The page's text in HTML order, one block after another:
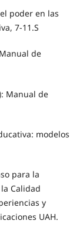
poder en las
7-11.S
Manual de
Manual de
modelos
para la
Calidad
y
UAH.